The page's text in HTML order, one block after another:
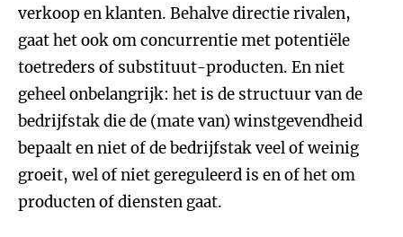
verkoop en klanten. Behalve directie rivalen,
gaat het ook om concurrentie met potentiële
toetreders of substituut-producten. En niet
geheel onbelangrijk: het is de structuur van de
bedrijfstak die de (mate van) winstgevendheid
bepaalt en niet of de bedrijfstak veel of weinig
groeit, wel of niet gereguleerd is en of het om
producten of diensten gaat.